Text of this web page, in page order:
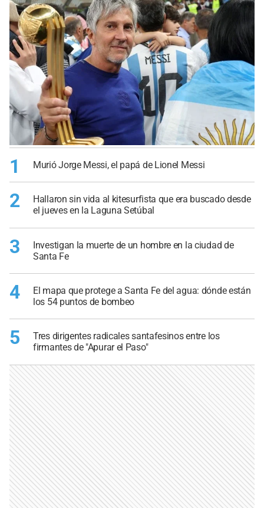
1 Murió Jorge Messi, el papá de Lionel Messi
2
Hallaron sin vida al kitesurfista que era buscado desde
el jueves en la Laguna Setúbal
3
Investigan la muerte de un hombre en la ciudad de
Santa Fe
4
El mapa que protege a Santa Fe del agua: dónde están
los 54 puntos de bombeo
5
Tres dirigentes radicales santafesinos entre los
firmantes de "Apurar el Paso"